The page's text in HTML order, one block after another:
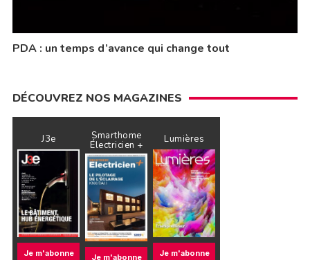
PDA : un temps d’avance qui change tout
DÉCOUVREZ NOS MAGAZINES
J3e
Je m'abonne
Smarthome
Électricien +
Je m'abonne
Lumières
Je m'abonne